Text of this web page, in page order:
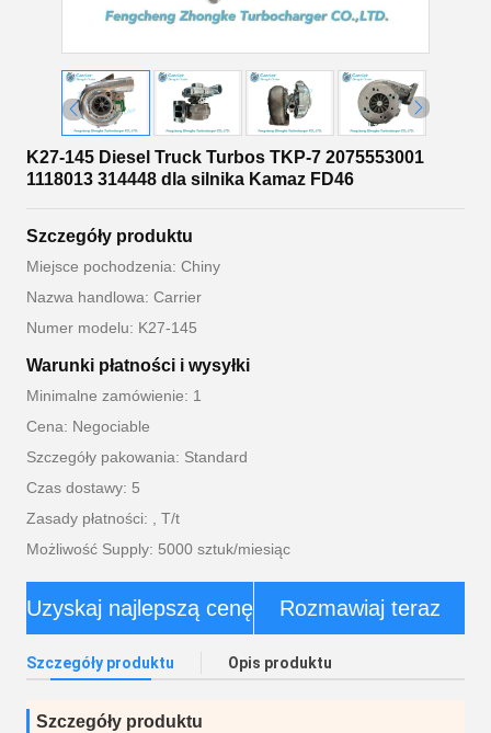
K27-145 Diesel Truck Turbos TKP-7 2075553001
1118013 314448 dla silnika Kamaz FD46
Szczegóły produktu
Miejsce pochodzenia: Chiny
Nazwa handlowa: Carrier
Numer modelu: K27-145
Warunki płatności i wysyłki
Minimalne zamówienie: 1
Cena: Negociable
Szczegóły pakowania: Standard
Czas dostawy: 5
Zasady płatności: , T/t
Możliwość Supply: 5000 sztuk/miesiąc
Uzyskaj najlepszą cenę Rozmawiaj teraz
Szczegóły produktu Opis produktu
Szczegóły produktu